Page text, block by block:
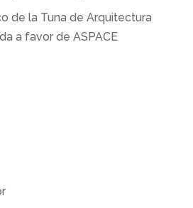
de la Tuna de Arquitectura
a favor de ASPACE